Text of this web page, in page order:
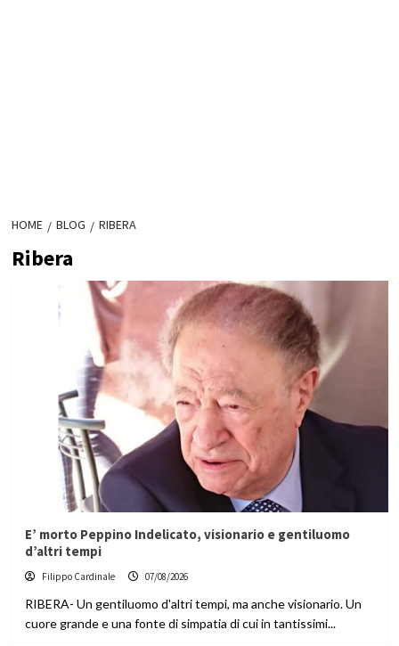
HOME BLOG RIBERA
Ribera
E’ morto Peppino Indelicato, visionario e gentiluomo
d’altri tempi
Filippo Cardinale 07/08/2026
RIBERA- Un gentiluomo d'altri tempi, ma anche visionario. Un
cuore grande e una fonte di simpatia di cui in tantissimi...